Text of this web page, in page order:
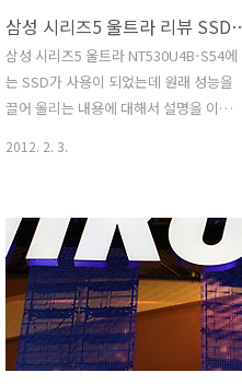
어있어서 손으로 살짝 눌러서 버튼을 제
어 할 수 있습니다. 완성도가 꽤 높은 케이
스네요. 재질적인 문제로 오래 쓰다보면
색이 조금 바뀔 수 있다는 점만 빼구요. 그
삼성 시리즈5 울트라
삼성 시리즈5 울트라 NT530U4B-S54에
는 SSD가 사용이 되었는데 원래 성능을
끌어 올리는 내용에 대해서 설명을 이번
습니다. 삼성에서는 가장 상위급 SSD 제
품으로 SSD 830 Series 가 있습니다. 이
제품이 그대로 여기에도 사용이 됩니다.
그것도 128GB가 장착되어있죠. 그런데
벤치를 해보던중 생각보다 성능이 안나오
더군요. 노트북의 CPU 퍼포먼스 때문에
낮게 나온것인가 생각하다가 S-ATA2 인
2012. 2. 3.